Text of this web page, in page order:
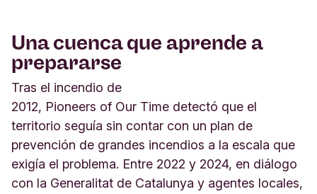
Una cuenca que aprende a
prepararse
Tras el incendio de
2012, Pioneers of Our Time detectó que el
territorio seguía sin contar con un plan de
prevención de grandes incendios a la escala que
exigía el problema. Entre 2022 y 2024, en diálogo
con la Generalitat de Catalunya y agentes locales,